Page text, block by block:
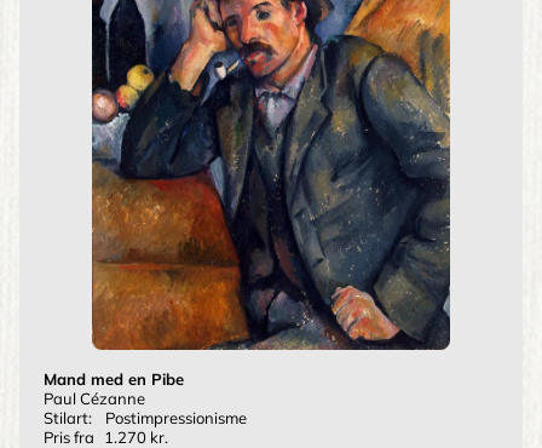
Mand med en Pibe
Paul Cézanne
Stilart:
Postimpressionisme
Pris fra
1.270 kr.